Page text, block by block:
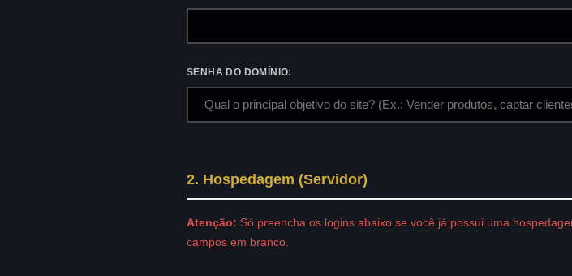
SENHA DO DOMÍNIO:
2. Hospedagem (Servidor)
Atenção: Só preencha os logins abaixo se você já possui uma
campos em branco.